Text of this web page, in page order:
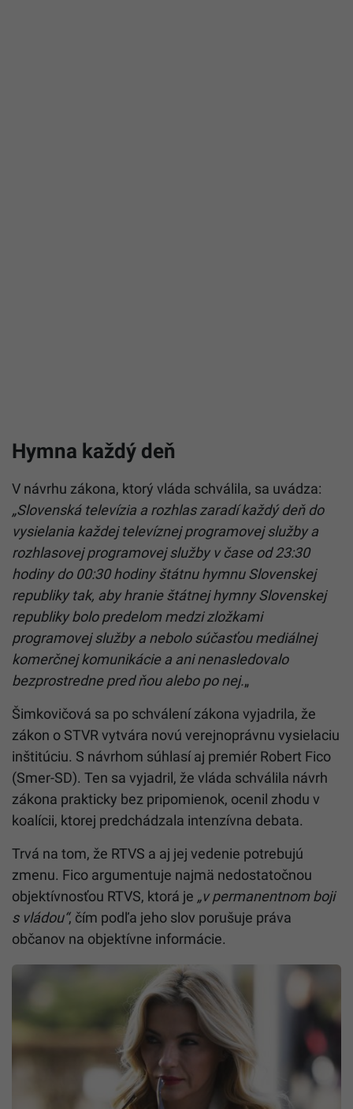
Hymna každý deň
V návrhu zákona, ktorý vláda schválila, sa uvádza:
„Slovenská televízia a rozhlas zaradí každý deň do
vysielania každej televíznej programovej služby a
rozhlasovej programovej služby v čase od 23:30
hodiny do 00:30 hodiny štátnu hymnu Slovenskej
republiky tak, aby hranie štátnej hymny Slovenskej
republiky bolo predelom medzi zložkami
programovej služby a nebolo súčasťou mediálnej
komerčnej komunikácie a ani nenasledovalo
bezprostredne pred ňou alebo po nej.„
Šimkovičová sa po schválení zákona vyjadrila, že
zákon o STVR vytvára novú verejnoprávnu vysielaciu
inštitúciu. S návrhom súhlasí aj premiér Robert Fico
(Smer-SD). Ten sa vyjadril, že vláda schválila návrh
zákona prakticky bez pripomienok, ocenil zhodu v
koalícii, ktorej predchádzala intenzívna debata.
Trvá na tom, že RTVS a aj jej vedenie potrebujú
zmenu. Fico argumentuje najmä nedostatočnou
objektívnosťou RTVS, ktorá je „v permanentnom boji
s vládou“, čím podľa jeho slov porušuje práva
občanov na objektívne informácie.